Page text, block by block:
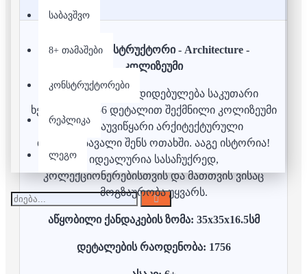
საბავშვო
8+ თამაშები
კონსტრუქტორები
რეპლიკა
ლეგო
ლეგო/კონსტრუქტორი - Architecture -
კოლიზეუმი
შეგრძენი რომის დიდებულება საკუთარი
ხელებით! 1756 დეტალით შექმნილი კოლიზეუმი
არის დაუვიწყარი არქიტექტურული
თავგადასავალი შენს ოთახში. ააგე ისტორია!
იდეალურია სასაჩუქრედ,
კოლექციონერებისთვის და მათთვის ვისაც
მოგზაურობა უყვარს.
აწყობილი ქანდაკების ზომა: 35x35x16.5სმ
დეტალების რაოდენობა: 1756